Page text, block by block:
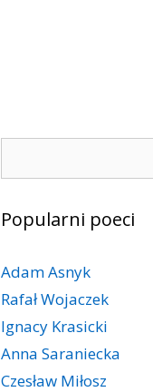
Popularni poeci
Adam Asnyk
Rafał Wojaczek
Ignacy Krasicki
Anna Saraniecka
Czesław Miłosz